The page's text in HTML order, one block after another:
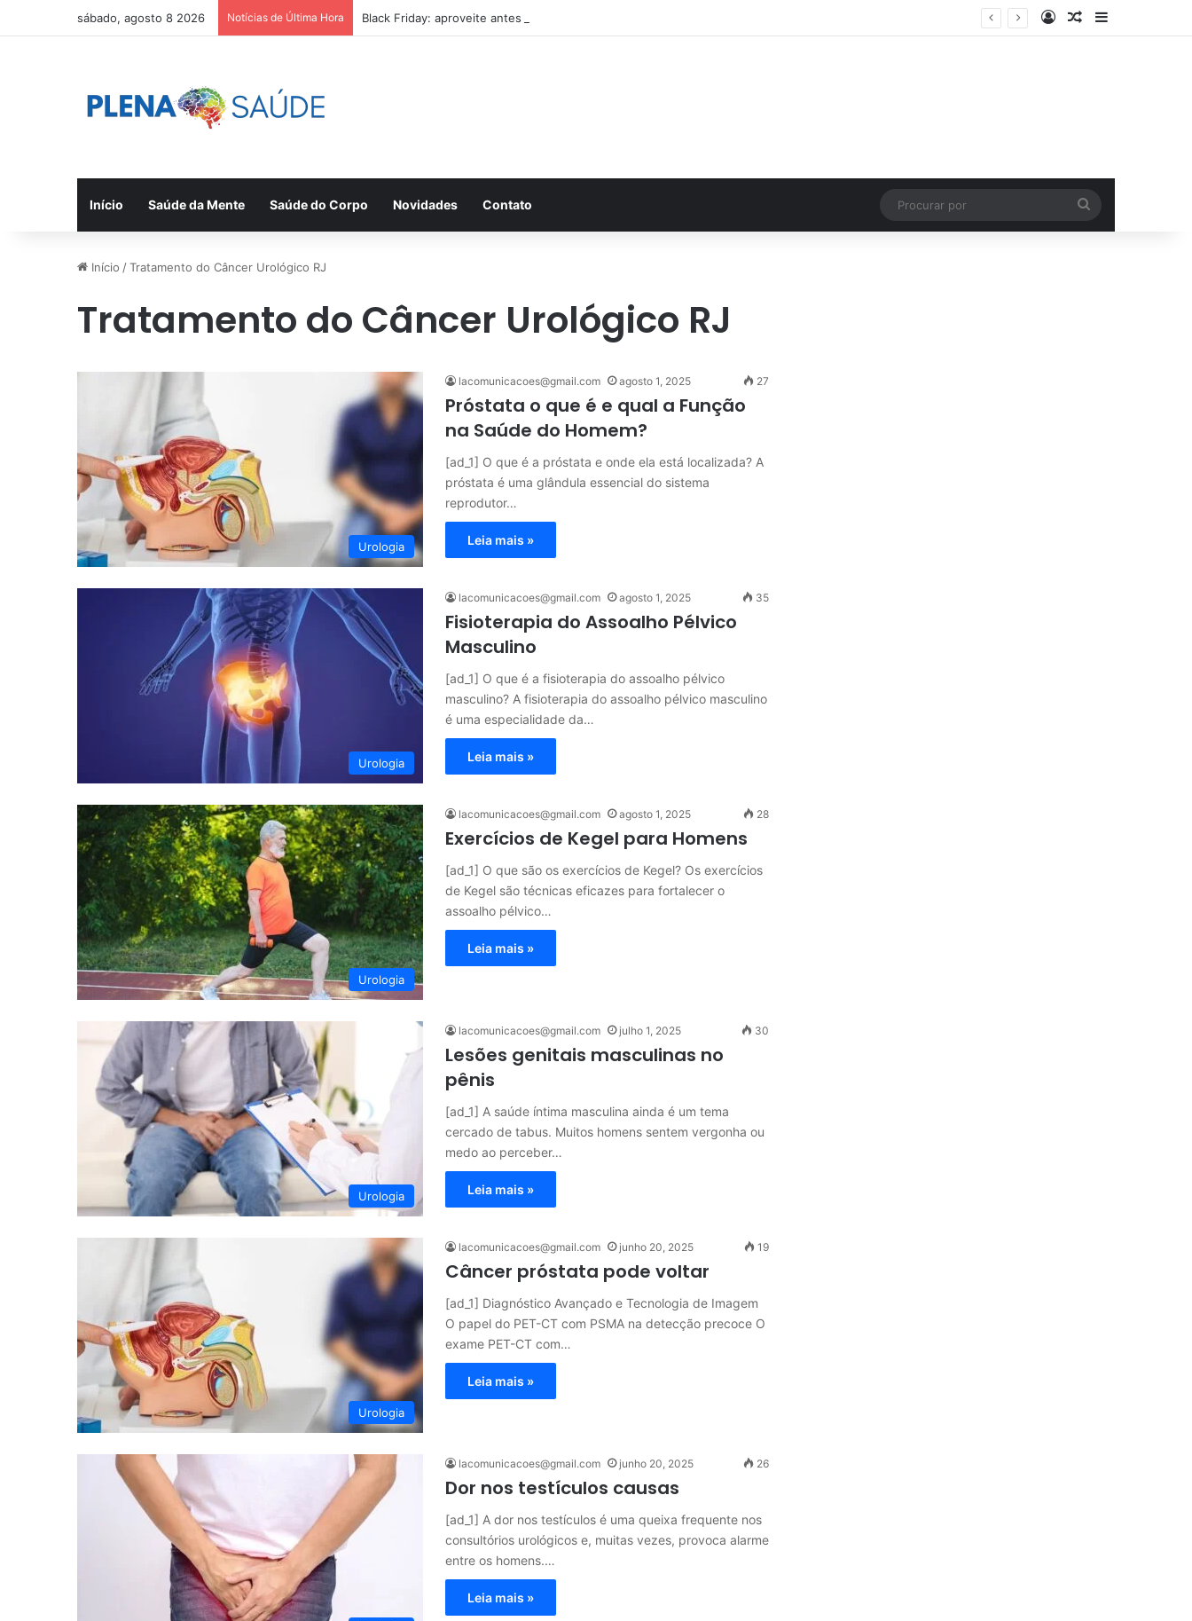
sábado, agosto 8 2026 Notícias de Última Hora Black Friday: aproveite antes que acabe EntrarArtigo aleatório
Barra Lateral
Início Saúde da Mente Saúde do Corpo Novidades Contato
por
Início /Tratamento do Câncer Urológico RJ
Tratamento do Câncer Urológico RJ
Urologia
lacomunicacoes@gmail.com agosto 1, 2025 27
Próstata o que é e qual a Função
na Saúde do Homem?
[ad_1] O que é a próstata e onde ela está localizada? A
próstata é uma glândula essencial do sistema
reprodutor…
Leia mais »
Urologia
lacomunicacoes@gmail.com agosto 1, 2025 35
Fisioterapia do Assoalho Pélvico
Masculino
[ad_1] O que é a fisioterapia do assoalho pélvico
masculino? A fisioterapia do assoalho pélvico masculino
é uma especialidade da…
Leia mais »
Urologia
lacomunicacoes@gmail.com agosto 1, 2025 28
Exercícios de Kegel para Homens
[ad_1] O que são os exercícios de Kegel? Os exercícios
de Kegel são técnicas eficazes para fortalecer o
assoalho pélvico…
Leia mais »
Urologia
lacomunicacoes@gmail.com julho 1, 2025 30
Lesões genitais masculinas no
pênis
[ad_1] A saúde íntima masculina ainda é um tema
cercado de tabus. Muitos homens sentem vergonha ou
medo ao perceber…
Leia mais »
Urologia
lacomunicacoes@gmail.com junho 20, 2025 19
Câncer próstata pode voltar
[ad_1] Diagnóstico Avançado e Tecnologia de Imagem
O papel do PET-CT com PSMA na detecção precoce O
exame PET-CT com…
Leia mais »
lacomunicacoes@gmail.com junho 20, 2025 26
Dor nos testículos causas
[ad_1] A dor nos testículos é uma queixa frequente nos
consultórios urológicos e, muitas vezes, provoca alarme
entre os homens.…
Leia mais »